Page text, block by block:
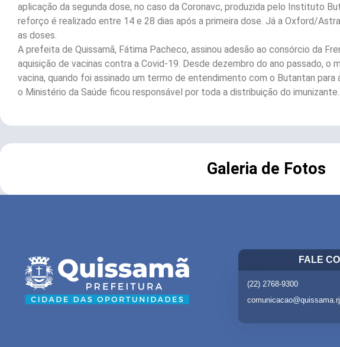
aplicação da segunda dose, no caso da Coronavc, produzida pelo Instituto
reforço é realizado entre 14 e 28 dias após a primeira dose. Já a Oxford/
as doses.
A prefeita de Quissamã, Fátima Pacheco, assinou adesão ao consórcio da
aquisição de vacinas contra a Covid-19. Desde dezembro do ano passado, o
vacina, quando foi assinado um termo de entendimento com o Butantan para
o Ministério da Saúde ficou responsável por toda a distribuição do imunizante.
Galeria de Fotos
FALE
(22) 2768-9300